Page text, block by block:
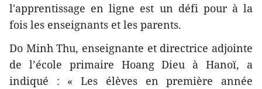
l'apprentissage en ligne est un défi pour à la
fois les enseignants et les parents.
Do Minh Thu, enseignante et directrice adjointe
de l’école primaire Hoang Dieu à Hanoï, a
indiqué :
« Les élèves en première année